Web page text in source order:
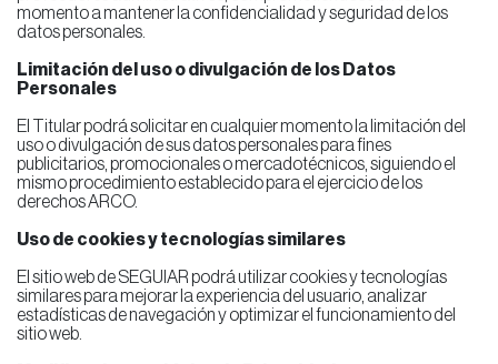
momento a mantener la confidencialidad y seguridad de los
datos personales.
Limitación del uso o divulgación de los Datos
Personales
El Titular podrá solicitar en cualquier momento la limitación del
uso o divulgación de sus datos personales para fines
publicitarios, promocionales o mercadotécnicos, siguiendo el
mismo procedimiento establecido para el ejercicio de los
derechos ARCO.
Uso de cookies y tecnologías similares
El sitio web de SEGUIAR podrá utilizar cookies y tecnologías
similares para mejorar la experiencia del usuario, analizar
estadísticas de navegación y optimizar el funcionamiento del
sitio web.